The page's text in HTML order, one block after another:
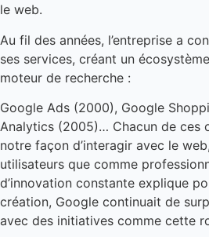
le web.
Au fil des années, l’entreprise a
ses services, créant un
moteur de recherche :
Google Ads (2000), Google
Analytics (2005)… Chacun de ces
notre façon d’interagir avec le
utilisateurs que comme
d’innovation constante explique
création, Google continuait de
avec des initiatives comme cette